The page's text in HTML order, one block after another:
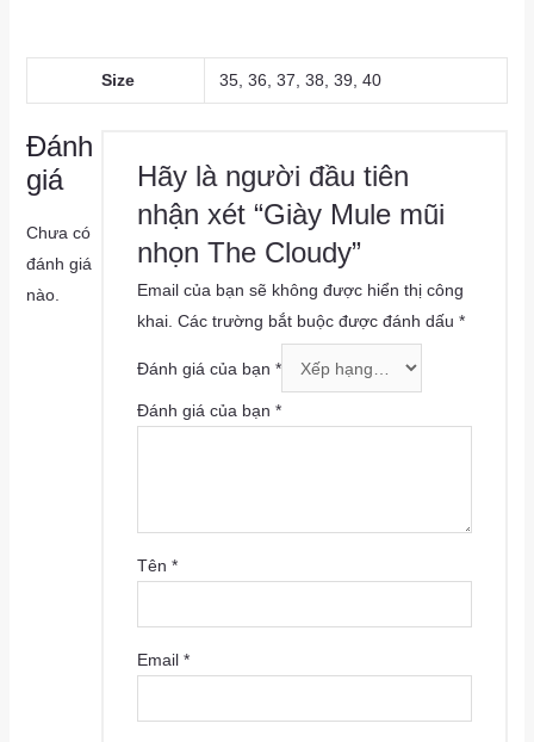
Size 35, 36, 37, 38, 39, 40
Đánh
giá
Chưa có
đánh giá
nào.
Hãy là người đầu tiên
nhận xét “Giày Mule mũi
nhọn The Cloudy”
Email của bạn sẽ không được hiển thị công
khai. Các trường bắt buộc được đánh dấu*
Đánh giá của bạn*
Đánh giá của bạn*
Tên*
Email*